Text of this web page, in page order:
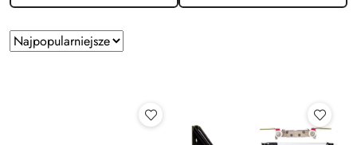
Zastosowano
sortowanie:
Sortuj
według